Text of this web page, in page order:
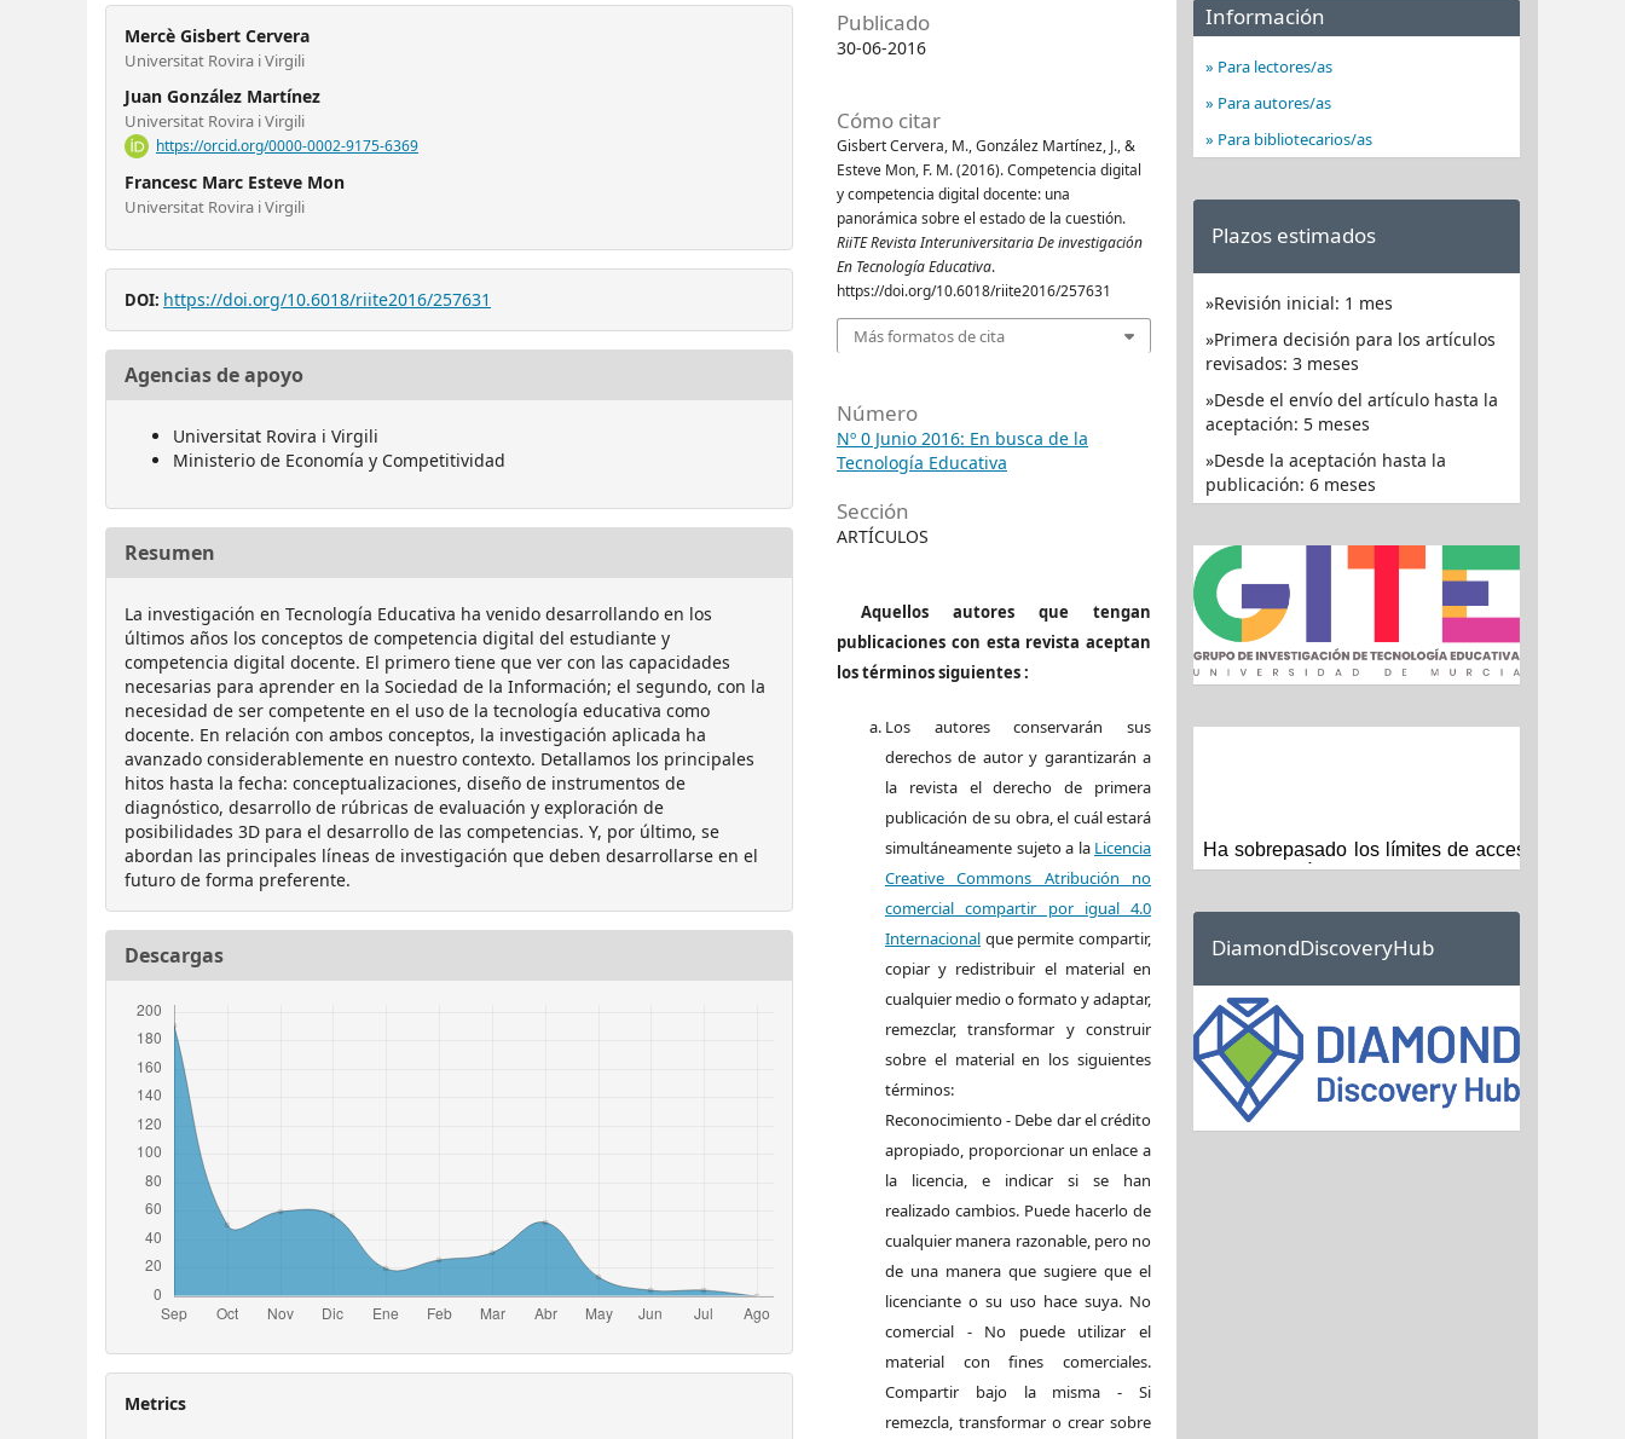
Mercè Gisbert Cervera
Universitat Rovira i Virgili
Juan González Martínez
Universitat Rovira i Virgili
https://orcid.org/0000-0002-9175-6369
Francesc Marc Esteve Mon
Universitat Rovira i Virgili
DOI: https://doi.org/10.6018/riite2016/257631
Agencias de apoyo
Universitat Rovira i Virgili
Ministerio de Economía y Competitividad
Resumen
La investigación en Tecnología Educativa ha venido desarrollando en los
últimos años los conceptos de competencia digital del estudiante y
competencia digital docente. El primero tiene que ver con las capacidades
necesarias para aprender en la Sociedad de la Información; el segundo, con la
necesidad de ser competente en el uso de la tecnología educativa como
docente. En relación con ambos conceptos, la investigación aplicada ha
avanzado considerablemente en nuestro contexto. Detallamos los principales
hitos hasta la fecha: conceptualizaciones, diseño de instrumentos de
diagnóstico, desarrollo de rúbricas de evaluación y exploración de
posibilidades 3D para el desarrollo de las competencias. Y, por último, se
abordan las principales líneas de investigación que deben desarrollarse en el
futuro de forma preferente.
Descargas
Metrics
Publicado
30-06-2016
Cómo citar
Gisbert Cervera, M., González Martínez, J., &
Esteve Mon, F. M. (2016). Competencia digital
y competencia digital docente: una
panorámica sobre el estado de la cuestión.
RiiTE Revista Interuniversitaria De investigación
En Tecnología Educativa.
https://doi.org/10.6018/riite2016/257631
Más formatos de cita
Número
Nº 0 Junio 2016: En busca de la
Tecnología Educativa
Sección
ARTÍCULOS
Aquellos autores que tengan
publicaciones con esta revista aceptan
los términos siguientes :
Los autores conservarán sus
derechos de autor y garantizarán a
la revista el derecho de primera
publicación de su obra, el cuál estará
simultáneamente sujeto a la Licencia
Creative Commons Atribución no
comercial compartir por igual 4.0
Internacional que permite compartir,
copiar y redistribuir el material en
cualquier medio o formato y adaptar,
remezclar, transformar y construir
sobre el material en los siguientes
términos:
Reconocimiento - Debe dar el crédito
apropiado, proporcionar un enlace a
la licencia, e indicar si se han
realizado cambios. Puede hacerlo de
cualquier manera razonable, pero no
de una manera que sugiere que el
licenciante o su uso hace suya. No
comercial - No puede utilizar el
material con fines comerciales.
Compartir bajo la misma - Si
remezcla, transformar o crear sobre
Información
Para lectores/as
Para autores/as
Para bibliotecarios/as
Plazos estimados
Revisión inicial: 1 mes
Primera decisión para los artículos
revisados: 3 meses
Desde el envío del artículo hasta la
aceptación: 5 meses
Desde la aceptación hasta la
publicación: 6 meses
DiamondDiscoveryHub